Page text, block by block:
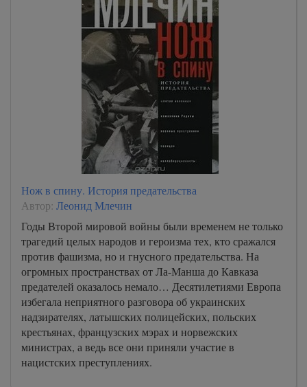
Нож в спину. История предательства
Автор: Леонид Млечин
Годы Второй мировой войны были временем не только
трагедий целых народов и героизма тех, кто сражался
против фашизма, но и гнусного предательства. На
огромных пространствах от Ла-Манша до Кавказа
предателей оказалось немало… Десятилетиями Европа
избегала неприятного разговора об украинских
надзирателях, латышских полицейских, польских
крестьянах, французских мэрах и норвежских
министрах, а ведь все они приняли участие в
нацистских преступлениях.